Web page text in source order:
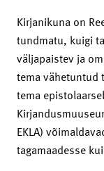
Kirjanikuna on
tundmatu, kuigi
väljapaistev ja
tema vähetuntud
tema
EKLA)
tagamaadesse